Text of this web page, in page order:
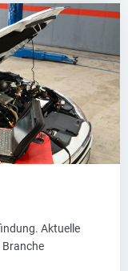
Aktuelle
Branche